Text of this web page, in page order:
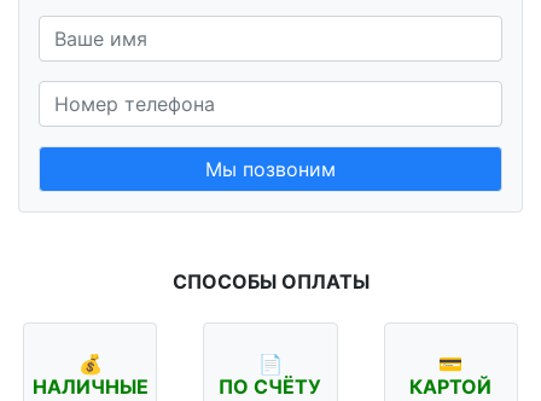
Мы позвоним
СПОСОБЫ ОПЛАТЫ
💰
НАЛИЧНЫЕ
📄
ПО СЧЁТУ
💳
КАРТОЙ